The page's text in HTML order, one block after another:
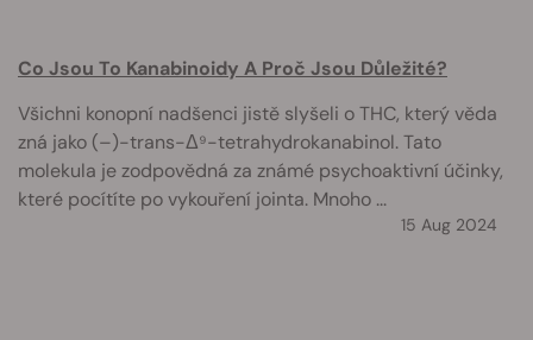
Co Jsou To Kanabinoidy A Proč Jsou Důležité?
Všichni konopní nadšenci jistě slyšeli o THC, který věda
zná jako (–)-trans-Δ⁹-tetrahydrokanabinol. Tato
molekula je zodpovědná za známé psychoaktivní účinky,
které pocítíte po vykouření jointa. Mnoho ...
15 Aug 2024